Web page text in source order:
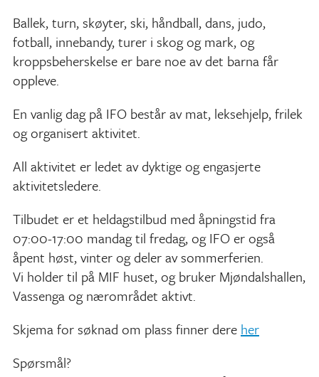
Ballek, turn, skøyter, ski, håndball, dans, judo,
fotball, innebandy, turer i skog og mark, og
kroppsbeherskelse er bare noe av det barna får
oppleve.
En vanlig dag på IFO består av mat, leksehjelp, frilek
og organisert aktivitet.
All aktivitet er ledet av dyktige og engasjerte
aktivitetsledere.
Tilbudet er et heldagstilbud med åpningstid fra
07:00-17:00 mandag til fredag, og IFO er også
åpent høst, vinter og deler av sommerferien.
Vi holder til på MIF huset, og bruker Mjøndalshallen,
Vassenga og nærområdet aktivt.
Skjema for søknad om plass finner dere her
Spørsmål?